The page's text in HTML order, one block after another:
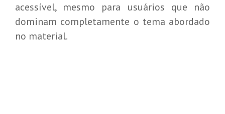
acessível, mesmo para usuários que não
dominam completamente o tema abordado
no material.